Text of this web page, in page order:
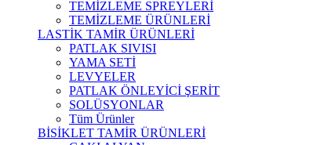
TEMİZLEME SPREYLERİ
TEMİZLEME ÜRÜNLERİ
LASTİK TAMİR ÜRÜNLERİ
PATLAK SIVISI
YAMA SETİ
LEVYELER
PATLAK ÖNLEYİCİ ŞERİT
SOLÜSYONLAR
Tüm Ürünler
BİSİKLET TAMİR ÜRÜNLERİ